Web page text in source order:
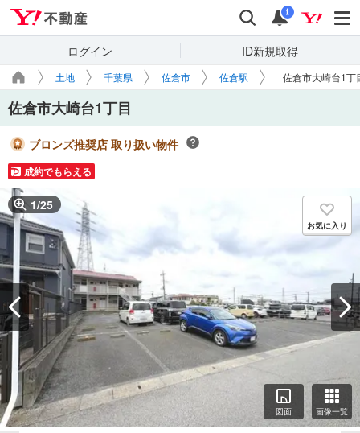
検索 通知
i
ログイン ID新規取得
土地 千葉県 佐倉市 佐倉駅 佐倉市大崎台1丁
佐倉市大崎台1丁目
ブロンズ推奨店 取り扱い物件
成約でもらえる
1/25
お気に入り
図面 画像一覧